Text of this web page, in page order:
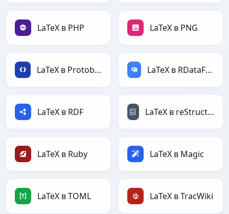
LaTeX в PHP LaTeX в PNG
LaTeX в Protobuf LaTeX в RDataFrame
LaTeX в RDF LaTeX в reStructuredText
LaTeX в Ruby LaTeX в Magic
LaTeX в TOML LaTeX в TracWiki